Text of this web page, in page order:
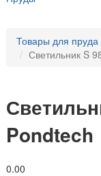
Товары для пруда
Светильник S
Pondtech
0.00